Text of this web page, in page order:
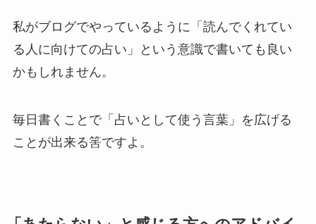
私がブログでやっているように「読んでくれてい
る人に向けての占い」という意識で書いても良い
かもしれません。
毎日書くことで「占いとして使う言葉」を広げる
ことが出来る筈ですよ。